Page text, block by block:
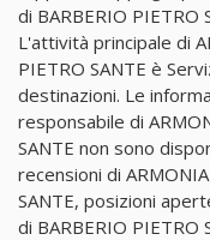
di BARBERIO
L'attività principale di
PIETRO SANTE è
destinazioni. Le
responsabile di
SANTE non sono
recensioni di
SANTE, posizioni
di BARBERIO PIETRO